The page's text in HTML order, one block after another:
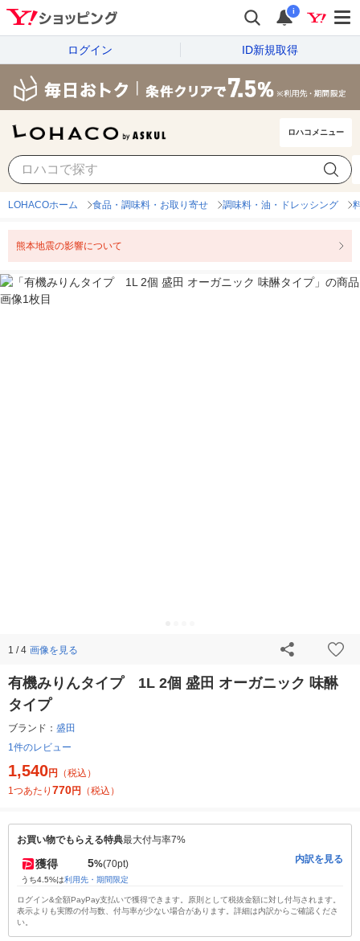
i
ログイン ID新規取得
ロハコメニュー
LOHACOホーム 食品・調味料・お取り寄せ 調味料・油・ドレッシング
熊本地震の影響について
1 / 4 画像を見る
有機みりんタイプ 1L 2個 盛田 オーガニック 味醂
タイプ
ブランド： 盛田
1件のレビュー
1,540円
（税込）
1つあたり 770円 （税込）
お買い物でもらえる特典最大付与率7%
獲得 5%(70pt)
うち4.5%は利用先・期間限定
内訳を見る
ログイン&全額PayPay支払いで獲得できます。原則として税抜金額に対し付与されます。
表示よりも実際の付与数、付与率が少ない場合があります。詳細は内訳からご確認くださ
い。